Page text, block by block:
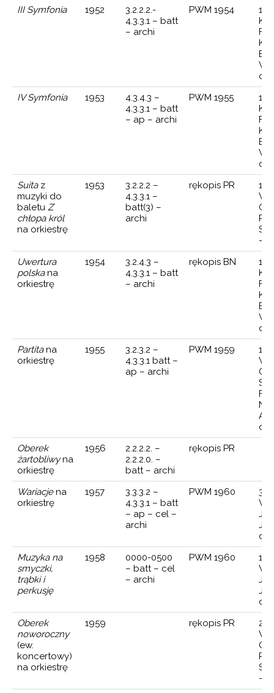
III Symfonia
1952
3.2.2.2.-
4.3.3.1 – batt
– archi
PWM 1954
11
IV Symfonia
1953
4.3.4.3 –
4.3.3.1 – batt
– ap – archi
PWM 1955
15
Suitaz
muzyki do
baletu Z
chłopa król
na orkiestrę
1953
3.2.2.2 –
4.3.3.1 –
batt(3) –
archi
rękopis PR
15
—
Uwertura
polskana
orkiestrę
1954
3.2.4.3 –
4.3.3.1 – batt
– archi
rękopis BN
10
Partitana
orkiestrę
1955
3.2.3.2 –
4.3.3.1 batt –
ap – archi
PWM 1959
17
Oberek
żartobliwyna
orkiestrę
1956
2.2.2.2. –
2.2.2.0. –
batt – archi
rękopis PR
Wariacjena
orkiestrę
1957
3.3.3.2 –
4.3.3.1 – batt
– ap – cel –
archi
PWM 1960
30
Muzyka na
smyczki,
trąbki i
perkusję
1958
0000-0500
– batt – cel
– archi
PWM 1960
14
Oberek
noworoczny
(ew.
koncertowy)
na orkiestrę
1959 rękopis PR
22
—